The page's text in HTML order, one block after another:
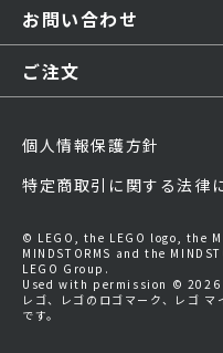
お問い合わせ
ご注文
個人情報保護方針
特定商取引に関する法律
© LEGO, the LEGO logo, the
MINDSTORMS and the
LEGO Group.
Used with permission © 2026
レゴ、レゴのロゴマーク、レゴ
です。